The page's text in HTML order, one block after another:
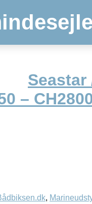
Seastar
–
,